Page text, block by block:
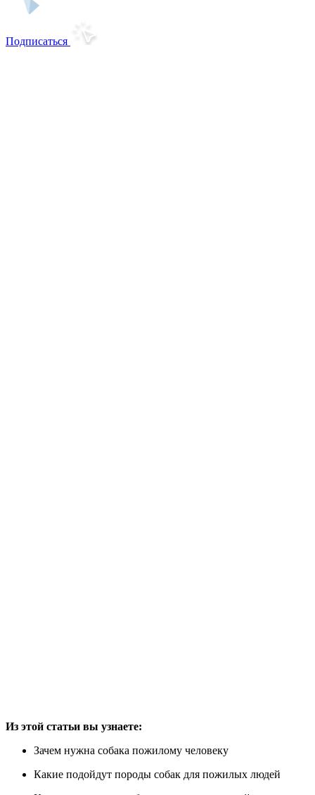
Подписаться
Из этой статьи вы узнаете:
Зачем нужна собака пожилому человеку
Какие подойдут породы собак для пожилых людей